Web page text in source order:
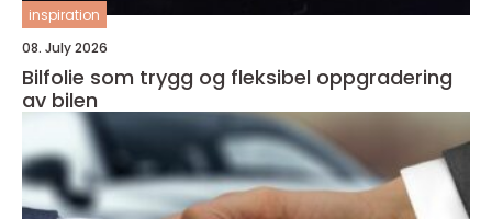
inspiration
08. July 2026
Bilfolie som trygg og fleksibel oppgradering
av bilen